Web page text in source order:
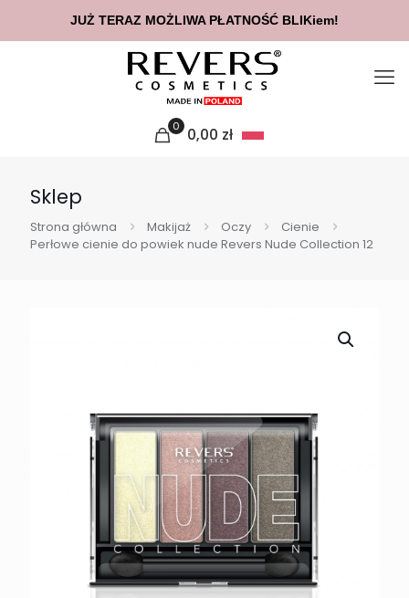
0 0,00 zł
Sklep
Strona główna Makijaż Oczy
Cienie
Perłowe cienie do powiek nude Revers Nude Collection 12
JUŻ TERAZ MOŻLIWA PŁATNOŚĆ BLIKiem!